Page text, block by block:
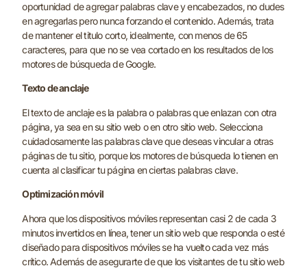
oportunidad de agregar palabras clave y encabezados, no dudes
en agregarlas pero nunca forzando el contenido. Además, trata
de mantener el titulo corto, idealmente, con menos de 65
caracteres, para que no se vea cortado en los resultados de los
motores de búsqueda de Google.
Texto de anclaje
El texto de anclaje es la palabra o palabras que enlazan con otra
página, ya sea en su sitio web o en otro sitio web. Selecciona
cuidadosamente las palabras clave que deseas vincular a otras
páginas de tu sitio, porque los motores de búsqueda lo tienen en
cuenta al clasificar tu página en ciertas palabras clave.
Optimización móvil
Ahora que los dispositivos móviles representan casi 2 de cada 3
minutos invertidos en línea, tener un sitio web que responda o esté
diseñado para dispositivos móviles se ha vuelto cada vez más
crítico. Además de asegurarte de que los visitantes de tu sitio web